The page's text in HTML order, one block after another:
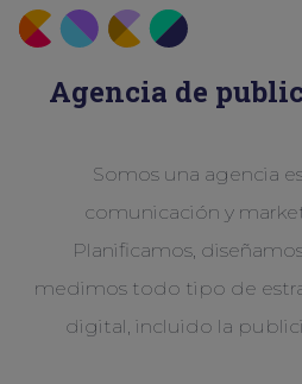
Agencia de
Somos una agencia
comunicación y
Planificamos,
medimos todo tipo de
digital, incluido la